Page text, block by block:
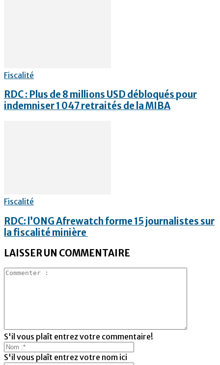
Fiscalité
RDC : Plus de 8 millions USD débloqués pour
indemniser 1 047 retraités de la MIBA
Fiscalité
RDC: l’ONG Afrewatch forme 15 journalistes sur
la fiscalité minière
LAISSER UN COMMENTAIRE
S'il vous plaît entrez votre commentaire!
S'il vous plaît entrez votre nom ici